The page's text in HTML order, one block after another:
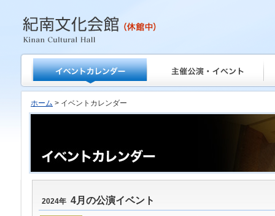
紀南文化会館
ホーム > イベントカレンダー
2024年 4月の公演イベント